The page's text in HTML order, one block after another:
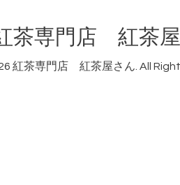
茶専門店 紅茶
紅茶専門店 紅茶屋さん. All